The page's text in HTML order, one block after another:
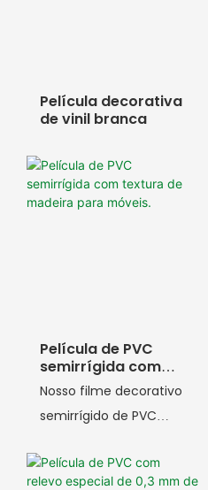
Película decorativa
de vinil branca
Película de PVC
semirrígida com
textura de madeira
para móveis.
Nosso filme decorativo
semirrígido de PVC
madeira é um material